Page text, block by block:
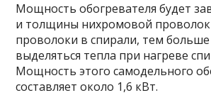
Мощность обогревателя будет
и толщины нихромовой
проволоки в спирали, тем больше
выделяться тепла при нагреве
Мощность этого самодельного
составляет около 1,6 кВт.